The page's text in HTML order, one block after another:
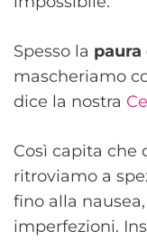
Spesso la
mascheriamo
dice la nostra
Così capita che
ritroviamo a
fino alla
imperfezioni.